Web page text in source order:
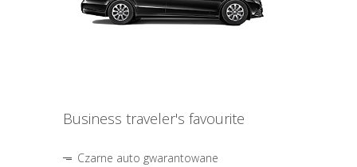
Business traveler's favourite
Czarne auto gwarantowane